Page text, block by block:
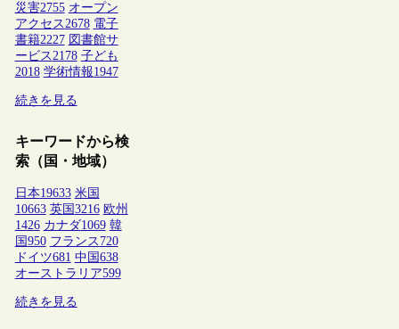
災害2755 オープン
アクセス2678 電子
書籍2227 図書館サ
ービス2178 子ども
2018 学術情報1947
続きを見る
キーワードから検
索（国・地域）
日本19633 米国
10663 英国 3216 欧州
1426 カナダ1069 韓
国 950 フランス 720
ドイツ681 中国 638
オーストラリア599
続きを見る